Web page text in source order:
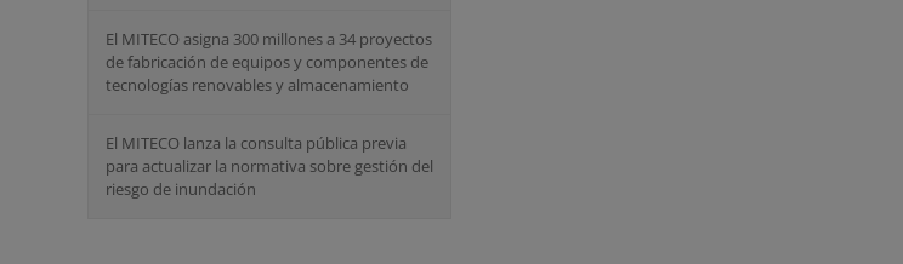
El MITECO asigna 300 millones a 34 proyectos
de fabricación de equipos y componentes de
tecnologías renovables y almacenamiento
El MITECO lanza la consulta pública previa
para actualizar la normativa sobre gestión del
riesgo de inundación